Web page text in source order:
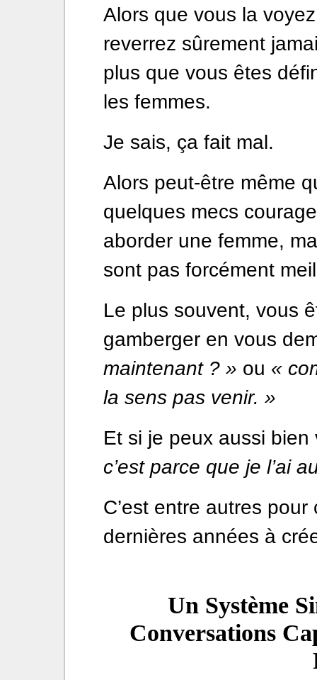
Alors que vous la
reverrez sûrement
plus que vous êtes
les femmes.
Je sais, ça fait mal.
Alors peut-être même
quelques mecs
aborder une femme,
sont pas forcément
Le plus souvent, vous
gamberger en vous
maintenant ? » ou «
la sens pas venir. »
Et si je peux aussi
c’est parce que je l’ai
C’est entre autres
dernières années à
Un Système
Conversations